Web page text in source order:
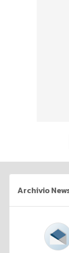
Archivio